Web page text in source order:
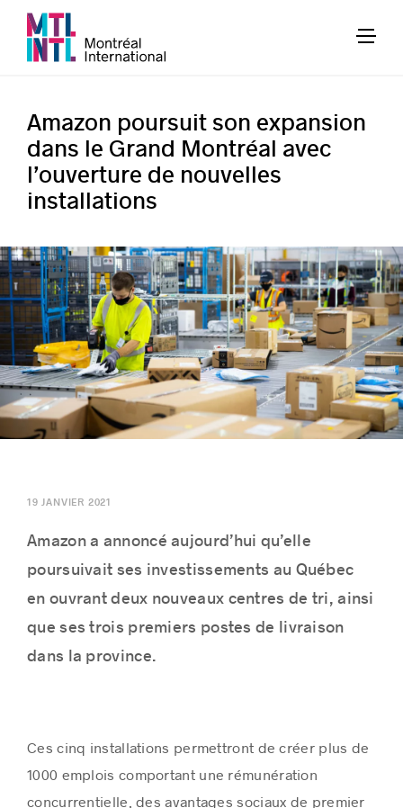
Histoires de réussite
Amazon poursuit son expansion
dans le Grand Montréal avec
l’ouverture de nouvelles
installations
19 JANVIER 2021
Amazon a annoncé aujourd’hui qu’elle
poursuivait ses investissements au Québec
en ouvrant deux nouveaux centres de tri, ainsi
que ses trois premiers postes de livraison
dans la province.
Ces cinq installations permettront de créer plus de
1000 emplois comportant une rémunération
concurrentielle, des avantages sociaux de premier